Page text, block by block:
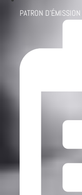
PATRON D'ÉMISSION